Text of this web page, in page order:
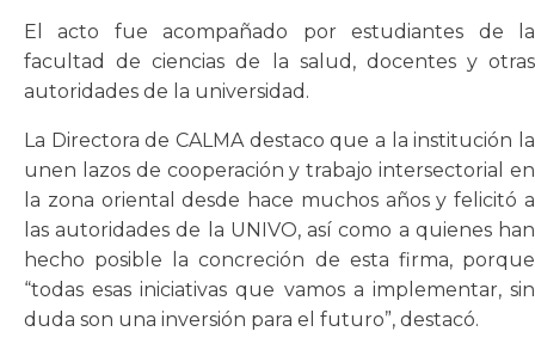
El acto fue acompañado por estudiantes de la
facultad de ciencias de la salud, docentes y otras
autoridades de la universidad.
La Directora de CALMA destaco que a la institución la
unen lazos de cooperación y trabajo intersectorial en
la zona oriental desde hace muchos años y felicitó a
las autoridades de la UNIVO, así como a quienes han
hecho posible la concreción de esta firma, porque
“todas esas iniciativas que vamos a implementar, sin
duda son una inversión para el futuro”, destacó.